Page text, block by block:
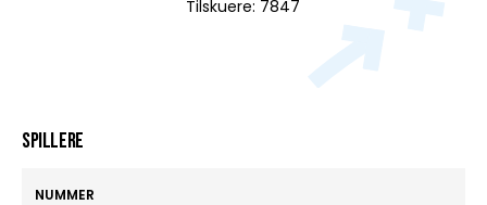
Tilskuere: 7847
Spillere
NUMMER